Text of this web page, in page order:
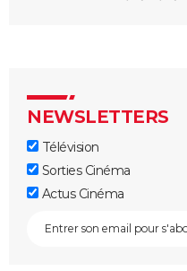
NEWSLETTERS
Télévision
Sorties Cinéma
Actus Cinéma